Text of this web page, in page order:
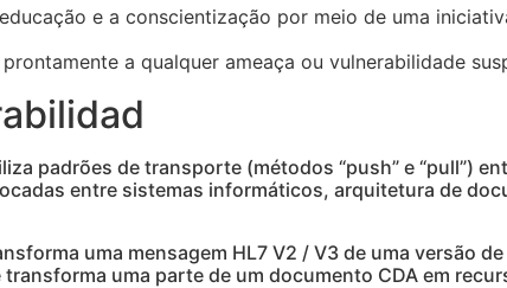
e a conscientização por meio de uma
prontamente a qualquer ameaça ou vulnerabilidade
padrões de transporte (métodos “push” e “pull”)
entre sistemas informáticos, arquitetura de
uma mensagem HL7 V2 / V3 de uma versão
uma parte de um documento CDA em